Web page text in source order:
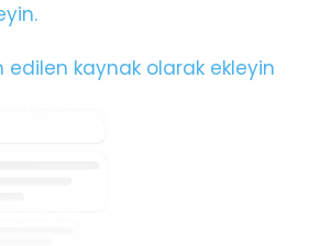
edilen kaynak olarak ekleyin